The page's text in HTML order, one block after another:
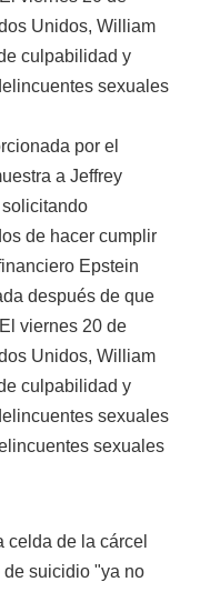
por el
a Jeffrey
de hacer cumplir
Epstein
después de que
viernes 20 de
Unidos, William
culpabilidad y
sexuales
sexuales
celda de la cárcel
de suicidio "ya no